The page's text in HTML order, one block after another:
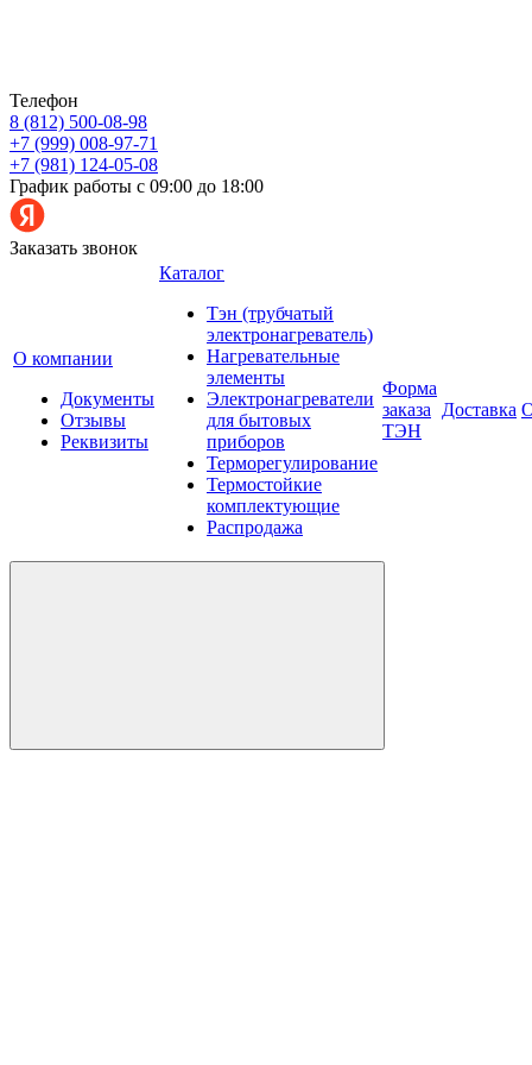
Телефон
8 (812) 500-08-98
+7 (999) 008-97-71
+7 (981) 124-05-08
График работы с 09:00 до 18:00
Заказать звонок
О компании
Документы
Отзывы
Реквизиты
Каталог
Тэн (трубчатый
электронагреватель)
Нагревательные
элементы
Электронагреватели
для бытовых
приборов
Терморегулирование
Термостойкие
комплектующие
Распродажа
Форма
заказа
ТЭН
Доставка